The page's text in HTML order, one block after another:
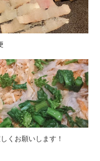
くお願いします！